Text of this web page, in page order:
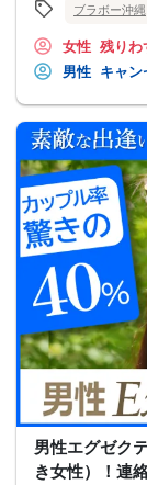
ブラボー沖縄
女性 残りわ
男性 キャン
男性エグゼク
き女性）！連